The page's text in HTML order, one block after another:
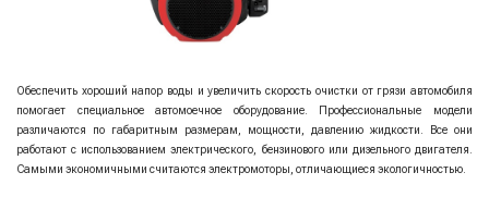
Обеспечить хороший напор воды и увеличить скорость очистки от грязи автомобиля
помогает специальное автомоечное оборудование. Профессиональные модели
различаются по габаритным размерам, мощности, давлению жидкости. Все они
работают с использованием электрического, бензинового или дизельного двигателя.
Самыми экономичными считаются электромоторы, отличающиеся экологичностью.